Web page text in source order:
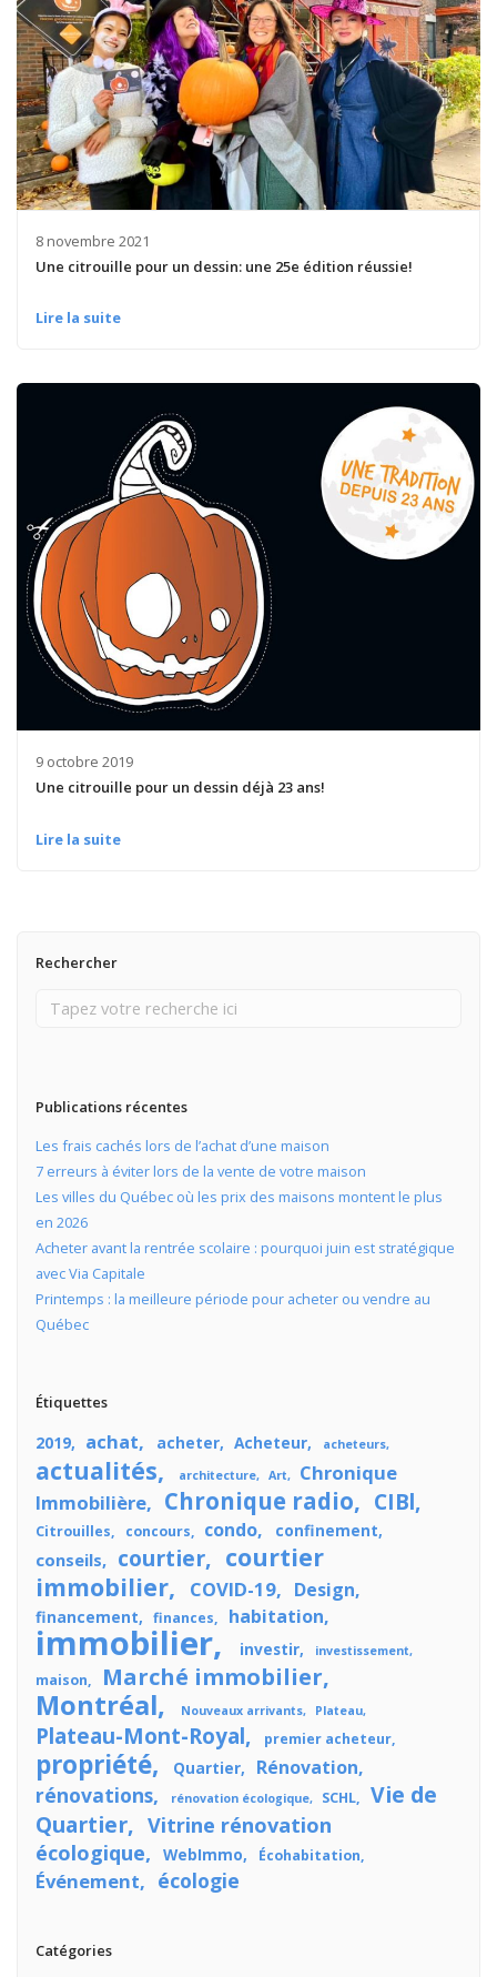
8 novembre 2021
Une citrouille pour un dessin: une 25e édition réussie!
Lire la suite
9 octobre 2019
Une citrouille pour un dessin déjà 23 ans!
Lire la suite
Rechercher
Publications récentes
Les frais cachés lors de l’achat d’une maison
7 erreurs à éviter lors de la vente de votre maison
Les villes du Québec où les prix des maisons montent le plus
en 2026
Acheter avant la rentrée scolaire : pourquoi juin est stratégique
avec Via Capitale
Printemps : la meilleure période pour acheter ou vendre au
Québec
Étiquettes
2019 achat acheter Acheteur acheteurs
actualités architecture Art
Chronique
Immobilière
Chronique radio CIBl
Citrouilles concours condo confinement
conseils courtier
courtier
immobilier
COVID-19 Design
financement finances habitation
immobilier investir investissement
maison Marché immobilier
Montréal Nouveaux arrivants Plateau
Plateau-Mont-Royal premier acheteur
propriété Quartier Rénovation
rénovations rénovation écologique SCHL
Vie de
Quartier
Vitrine rénovation
écologique
WebImmo Écohabitation
Événement écologie
Catégories